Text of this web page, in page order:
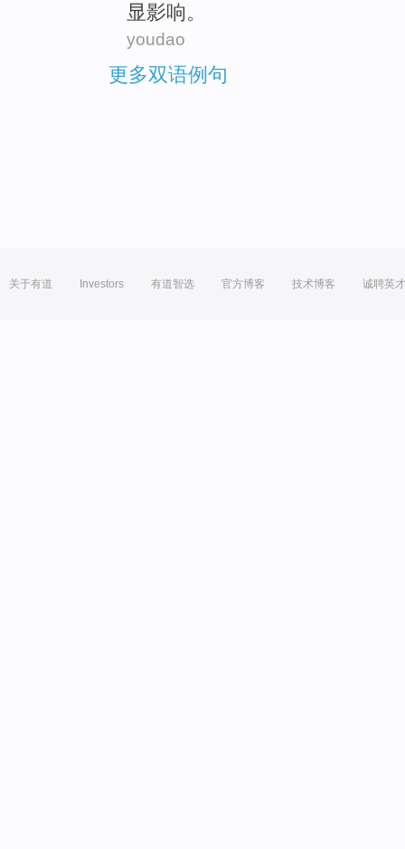
显影响。
youdao
更多双语例句
关于有道 Investors 有道智选 官方博客 技术博客 诚聘英才